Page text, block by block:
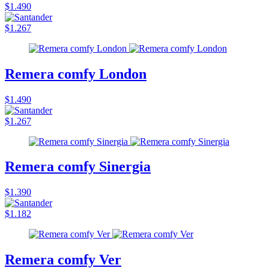
$1.490
$1.267
Remera comfy London
$1.490
$1.267
Remera comfy Sinergia
$1.390
$1.182
Remera comfy Ver